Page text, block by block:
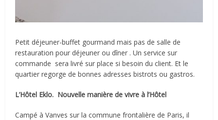
Petit déjeuner-buffet gourmand mais pas de salle de
restauration pour déjeuner ou dîner . Un service sur
commande sera livré sur place si besoin du client. Et le
quartier regorge de bonnes adresses bistrots ou gastros.
L’Hôtel Eklo. Nouvelle manière de vivre à l’Hôtel
Campé à Vanves sur la commune frontalière de Paris, il